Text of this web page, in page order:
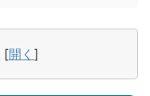
[開く ]